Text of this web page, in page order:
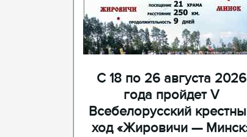
С 18 по 26 августа 2026
года пройдет V
Всебелорусский
ход «Жировичи —